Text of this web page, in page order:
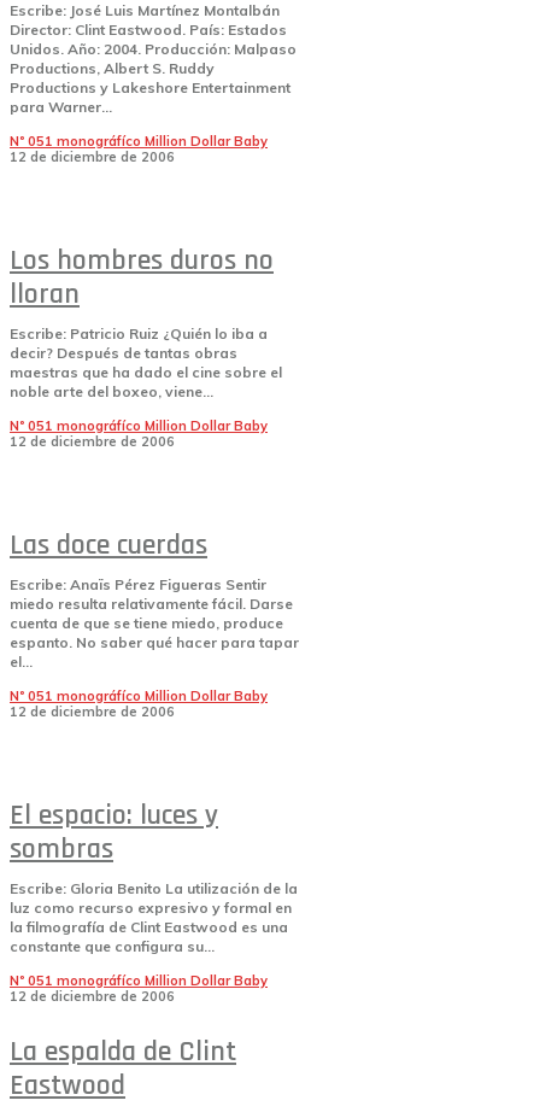
Escribe: José Luis Martínez Montalbán
Director: Clint Eastwood. País: Estados
Unidos. Año: 2004. Producción: Malpaso
Productions, Albert S. Ruddy
Productions y Lakeshore Entertainment
para Warner...
Nº 051 monográfíco Million Dollar Baby
12 de diciembre de 2006
Los hombres duros no
lloran
Escribe: Patricio Ruiz ¿Quién lo iba a
decir? Después de tantas obras
maestras que ha dado el cine sobre el
noble arte del boxeo, viene...
Nº 051 monográfíco Million Dollar Baby
12 de diciembre de 2006
Las doce cuerdas
Escribe: Anaïs Pérez Figueras Sentir
miedo resulta relativamente fácil. Darse
cuenta de que se tiene miedo, produce
espanto. No saber qué hacer para tapar
el...
Nº 051 monográfíco Million Dollar Baby
12 de diciembre de 2006
El espacio: luces y
sombras
Escribe: Gloria Benito La utilización de la
luz como recurso expresivo y formal en
la filmografía de Clint Eastwood es una
constante que configura su...
Nº 051 monográfíco Million Dollar Baby
12 de diciembre de 2006
La espalda de Clint
Eastwood